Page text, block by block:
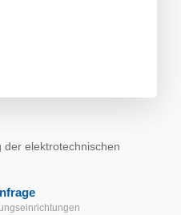
der elektrotechnischen